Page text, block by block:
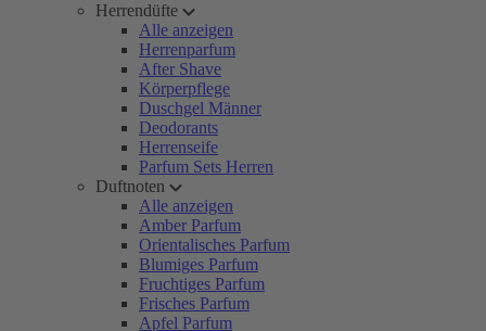
Herrendüfte
Alle anzeigen
Herrenparfum
After Shave
Körperpflege
Duschgel Männer
Deodorants
Herrenseife
Parfum Sets Herren
Duftnoten
Alle anzeigen
Amber Parfum
Orientalisches Parfum
Blumiges Parfum
Fruchtiges Parfum
Frisches Parfum
Apfel Parfum